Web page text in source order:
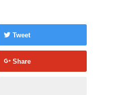
Tweet
Share